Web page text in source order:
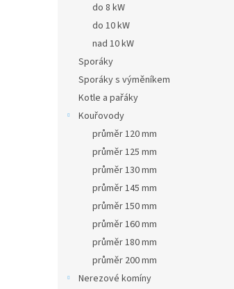
do 8 kW
do 10 kW
nad 10 kW
Sporáky
Sporáky s výměníkem
Kotle a pařáky
Kouřovody
průměr 120 mm
průměr 125 mm
průměr 130 mm
průměr 145 mm
průměr 150 mm
průměr 160 mm
průměr 180 mm
průměr 200 mm
Nerezové komíny